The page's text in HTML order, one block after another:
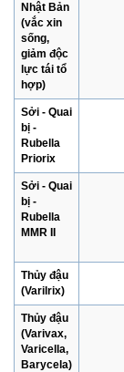
Nhật Bản
(vắc xin
sống,
giảm độc
lực tái tổ
hợp)
Sởi - Quai
bị -
Rubella
Priorix
Sởi - Quai
bị -
Rubella
MMR II
Thủy đậu
(Varilrix)
Thủy đậu
(Varivax,
Varicella,
Barycela)